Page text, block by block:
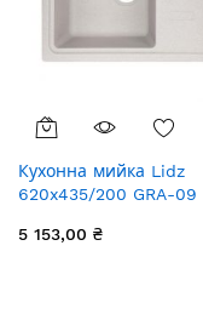
Кухонна мийка Lidz
620x435/200 GRA-09
5 153,00 ₴